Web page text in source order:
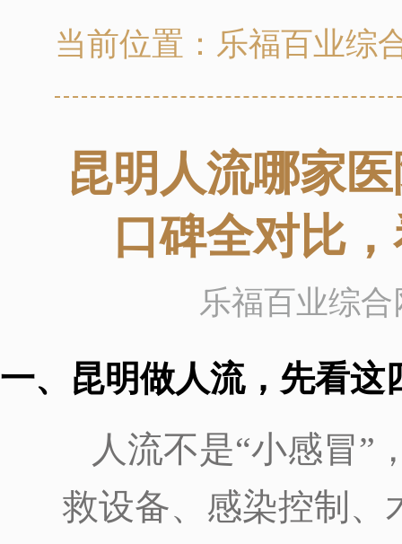
当前位置： 乐福百业综
昆明人流哪家
口碑全对比
乐福百业综合
一、昆明做人流，先看这
人流不是“小感冒”
救设备、感染控制、